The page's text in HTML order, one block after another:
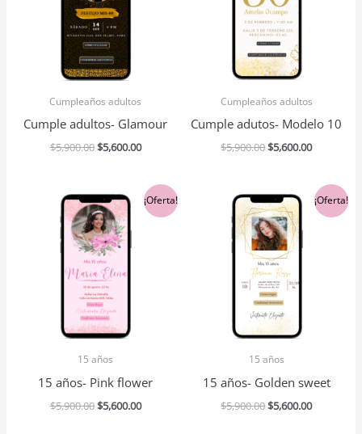
Cumpleaños adultos
Cumple adultos- Glamour
$5,900.00$5,600.00
Cumpleaños adultos
Cumple adutos- Modelo 10
$5,900.00$5,600.00
¡Oferta!
15 años
15 años- Pink flower
$5,900.00
El
precio
original
era:
$5,900.00.
$5,600.00
El
precio
actual
¡Oferta!
15 años
15 años- Golden sweet
$5,900.00
El
precio
original
era:
$5,900.00.
$5,600.00
El
precio
actual